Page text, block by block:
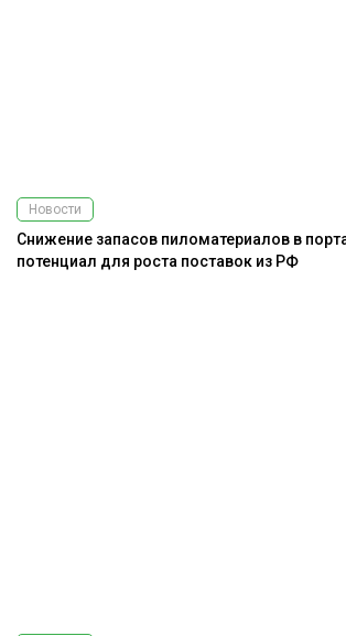
Новости
Снижение запасов пиломатериалов в
потенциал для роста поставок из РФ